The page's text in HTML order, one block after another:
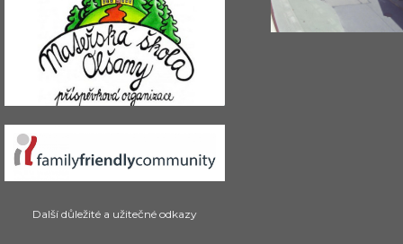
Další důležité a užitečné odkazy